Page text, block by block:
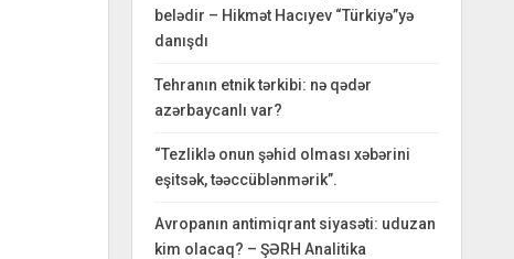
belədir – Hikmət Hacıyev “Türkiyə”yə
danışdı
Tehranın etnik tərkibi: nə qədər
azərbaycanlı var?
“Tezliklə onun şəhid olması xəbərini
eşitsək, təəccüblənmərik”.
Avropanın antimiqrant siyasəti: uduzan
kim olacaq? – ŞƏRH Analitika